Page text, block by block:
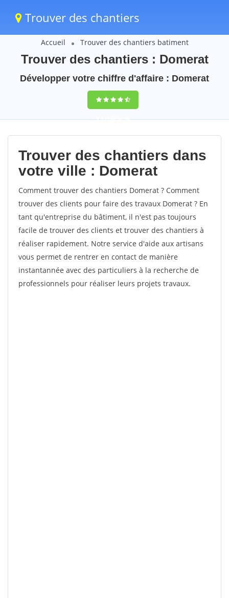
Trouver des chantiers
Accueil Trouver des chantiers batiment
Trouver des chantiers : Domerat
Développer votre chiffre d'affaire : Domerat
9,5(100%)40
votes
Trouver des chantiers dans
votre ville : Domerat
Comment trouver des chantiers Domerat ? Comment
trouver des clients pour faire des travaux Domerat ? En
tant qu'entreprise du bâtiment, il n'est pas toujours
facile de trouver des clients et trouver des chantiers à
réaliser rapidement. Notre service d'aide aux artisans
vous permet de rentrer en contact de manière
instantannée avec des particuliers à la recherche de
professionnels pour réaliser leurs projets travaux.